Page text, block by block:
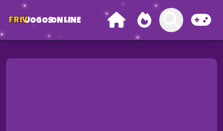
FRIVJOGOSONLINE